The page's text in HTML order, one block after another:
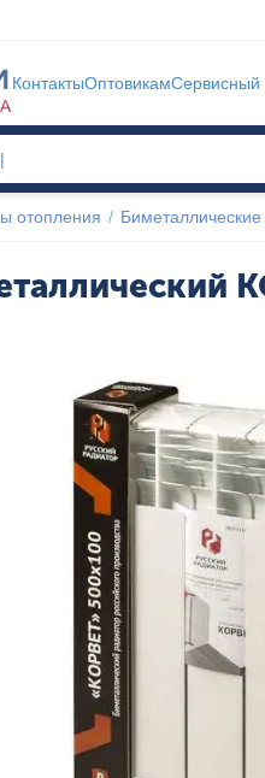
КонтактыОптовикамСервисный
отопления /